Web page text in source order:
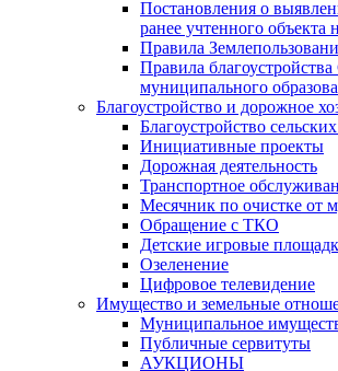
Постановления о
ранее учтенного объекта
Правила
Правила
муниципального
Благоустройство и дорожное
Благоустройство
Инициативные проекты
Дорожная деятельность
Транспортное
Месячник по очистке от
Обращение с ТКО
Детские игровые
Озеленение
Цифровое телевидение
Имущество и земельные
Муниципальное
Публичные сервитуты
АУКЦИОНЫ